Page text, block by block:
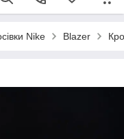
Nike Blazer